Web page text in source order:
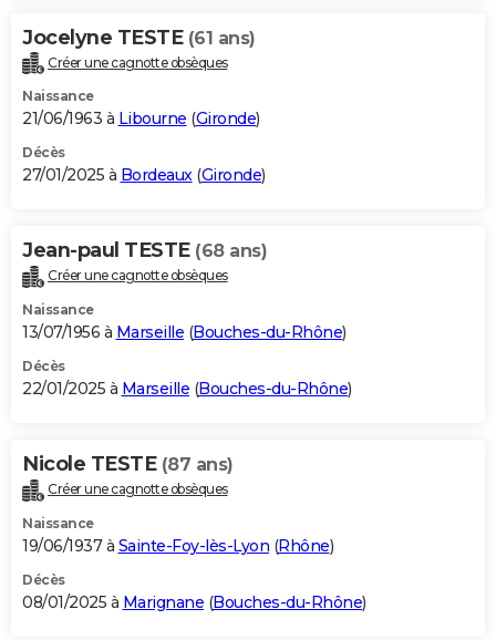
Jocelyne TESTE (61 ans)
Créer une cagnotte obsèques
Naissance
21/06/1963 à Libourne (Gironde)
Décès
27/01/2025 à Bordeaux(Gironde)
Jean-paul TESTE (68 ans)
Créer une cagnotte obsèques
Naissance
13/07/1956 à Marseille (Bouches-du-Rhône)
Décès
22/01/2025 à Marseille (Bouches-du-Rhône)
Nicole TESTE (87 ans)
Créer une cagnotte obsèques
Naissance
19/06/1937 à Sainte-Foy-lès-Lyon (Rhône)
Décès
08/01/2025 à Marignane (Bouches-du-Rhône)